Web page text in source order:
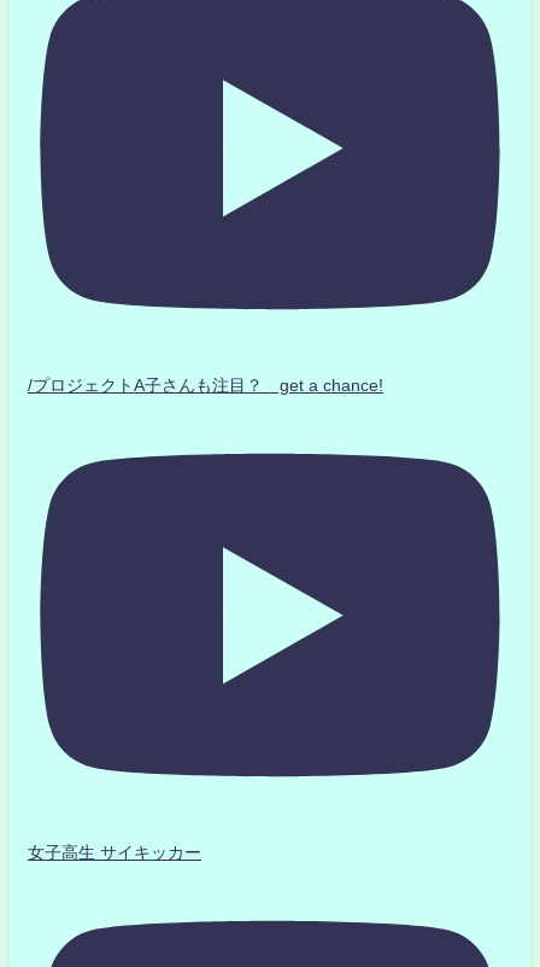
/プロジェクトA子さんも注目？ get a chance!
女子高生 サイキッカー